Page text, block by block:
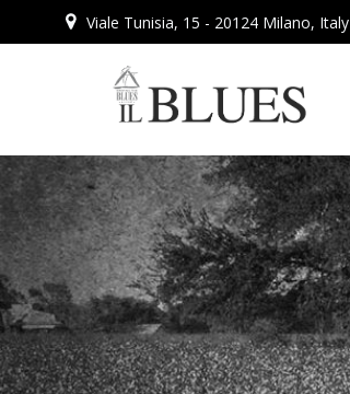
al
Viale Tunisia, 15 - 20124 Milano, Italy